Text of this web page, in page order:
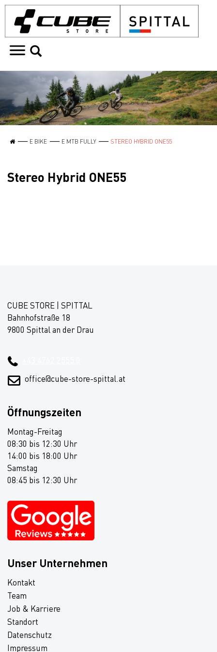
E BIKE E MTB FULLY STEREO HYBRID ONE55
Stereo Hybrid ONE55
CUBE STORE | SPITTAL
Bahnhofstraße 18
9800 Spittal an der Drau
office@cube-store-spittal.at
Öffnungszeiten
Montag-Freitag
08:30 bis 12:30 Uhr
14:00 bis 18:00 Uhr
Samstag
08:45 bis 12:30 Uhr
Unser Unternehmen
Kontakt
Team
Job & Karriere
Standort
Datenschutz
Impressum